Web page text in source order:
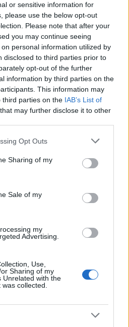
or sensitive information for
please use the below opt-out
Please note that after your
you may continue seeing
personal information utilized by
disclosed to third parties prior to
opt-out of the further
information by third parties on the
This information may
third parties on the IAB’s List of
that may further disclose it to other
app uses one or more Google
behaviour. You may click to
and its third-party tags to
purposes in below Google
Opt Outs
Sharing of my
Sale of my
my
Advertising.
Use,
Sharing of my
Unrelated with the
collected.
e motori in container